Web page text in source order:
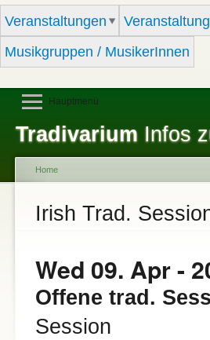
Veranstaltungen
Musikgruppen / MusikerInnen
Tradivarium Infos
Hauptmenü
You are here
Home
Irish Trad.
Wed 09. Apr -
Offene trad.
Session